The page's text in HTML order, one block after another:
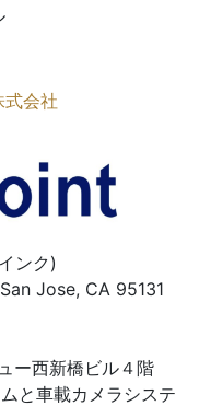
式会社
ンク)
Jose, CA 95131
ー西新橋ビル４階
と車載カメラシステ